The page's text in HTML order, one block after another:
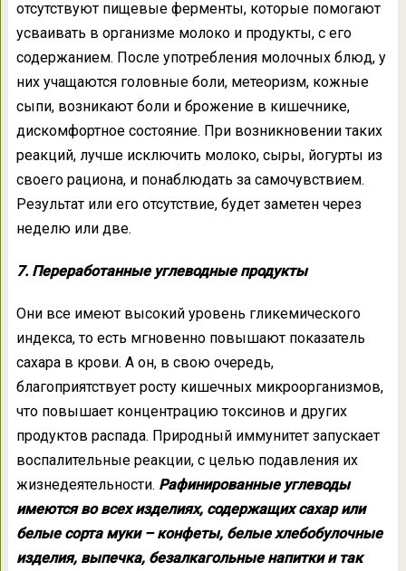
отсутствуют пищевые ферменты, которые помогают
усваивать в организме молоко и продукты, с его
содержанием. После употребления молочных блюд, у
них учащаются головные боли, метеоризм, кожные
сыпи, возникают боли и брожение в кишечнике,
дискомфортное состояние. При возникновении таких
реакций, лучше исключить молоко, сыры, йогурты из
своего рациона, и понаблюдать за самочувствием.
Результат или его отсутствие, будет заметен через
неделю или две.
7. Переработанные углеводные продукты
Они все имеют высокий уровень гликемического
индекса, то есть мгновенно повышают показатель
сахара в крови. А он, в свою очередь,
благоприятствует росту кишечных микроорганизмов,
что повышает концентрацию токсинов и других
продуктов распада. Природный иммунитет запускает
воспалительные реакции, с целью подавления их
жизнедеятельности. Рафинированные углеводы
имеются во всех изделиях, содержащих сахар или
белые сорта муки – конфеты, белые хлебобулочные
изделия, выпечка, безалкагольные напитки и так